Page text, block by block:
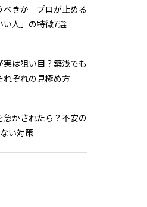
きか｜プロが止める
い人」の特徴7選
は狙い目？築浅でも
れぞれの見極め方
急かされたら？不安の
い対策